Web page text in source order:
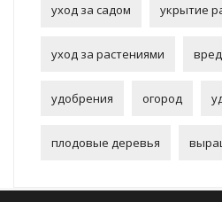
уход за садом укрытие
уход за растениями
удобрения огород
плодовые деревья